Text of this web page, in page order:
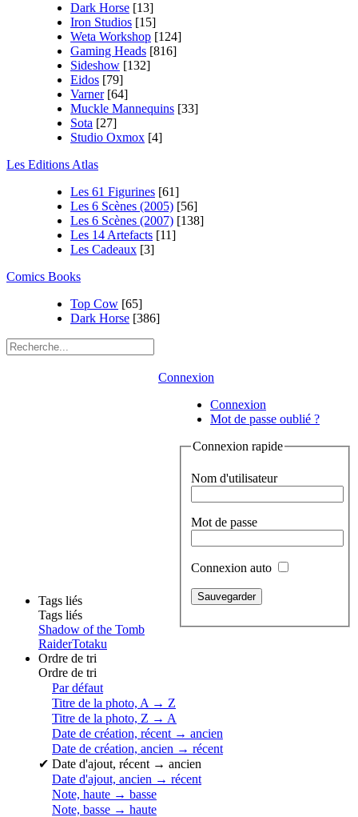
Dark Horse [13]
Iron Studios [15]
Weta Workshop [124]
Gaming Heads [816]
Sideshow [132]
Eidos [79]
Varner [64]
Muckle Mannequins [33]
Sota [27]
Studio Oxmox [4]
Les Editions Atlas
Les 61 Figurines [61]
Les 6 Scènes (2005) [56]
Les 6 Scènes (2007) [138]
Les 14 Artefacts [11]
Les Cadeaux [3]
Comics Books
Top Cow [65]
Dark Horse [386]
Connexion
Connexion
Mot de passe oublié ?
Connexion rapide
Nom d'utilisateur
Mot de passe
Connexion auto
Tags liés
Tags liés
Shadow of the Tomb
RaiderTotaku
Ordre de tri
Ordre de tri
Par défaut
Titre de la photo, A → Z
Titre de la photo, Z → A
Date de création, récent → ancien
Date de création, ancien → récent
✔ Date d'ajout, récent → ancien
Date d'ajout, ancien → récent
Note, haute → basse
Note, basse → haute